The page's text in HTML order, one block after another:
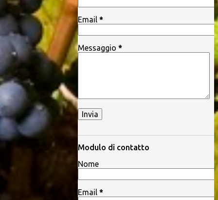
Email *
Messaggio *
Modulo di contatto
Nome
Email *